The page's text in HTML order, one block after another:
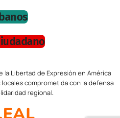
la Libertad de Expresión en América
comprometida con la defensa
regional.